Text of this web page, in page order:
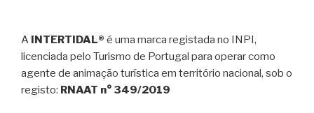
A INTERTIDAL® é uma marca registada no INPI,
licenciada pelo Turismo de Portugal para operar como
agente de animação turística em território nacional, sob o
registo: RNAAT n° 349/2019